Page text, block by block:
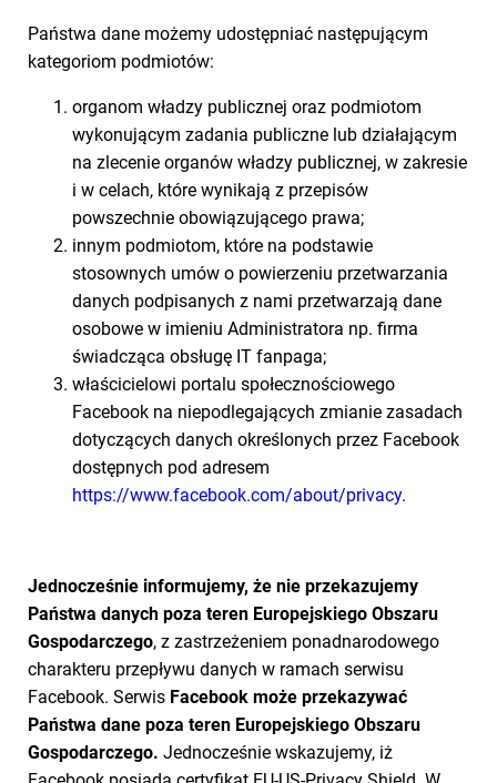
Państwa dane możemy udostępniać następującym
kategoriom podmiotów:
organom władzy publicznej oraz podmiotom
wykonującym zadania publiczne lub działającym
na zlecenie organów władzy publicznej, w zakresie
i w celach, które wynikają z przepisów
powszechnie obowiązującego prawa;
innym podmiotom, które na podstawie
stosownych umów o powierzeniu przetwarzania
danych podpisanych z nami przetwarzają dane
osobowe w imieniu Administratora np. firma
świadcząca obsługę IT fanpaga;
właścicielowi portalu społecznościowego
Facebook na niepodlegających zmianie zasadach
dotyczących danych określonych przez Facebook
dostępnych pod adresem
https://www.facebook.com/about/privacy.
Jednocześnie informujemy, że nie przekazujemy
Państwa danych poza teren Europejskiego Obszaru
Gospodarczego, z zastrzeżeniem ponadnarodowego
charakteru przepływu danych w ramach serwisu
Facebook. Serwis Facebook może przekazywać
Państwa dane poza teren Europejskiego Obszaru
Gospodarczego. Jednocześnie wskazujemy, iż